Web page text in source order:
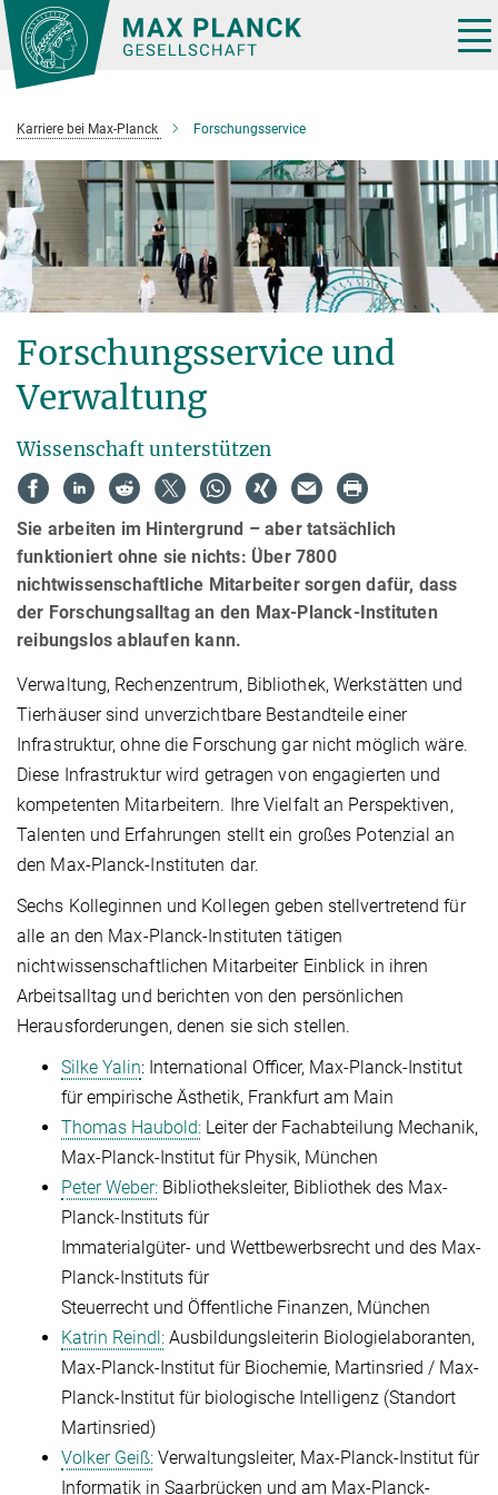
Hauptinhalt
Karriere bei Max-Planck Forschungsservice
Forschungsservice und
Verwaltung
Wissenschaft unterstützen
Sie arbeiten im Hintergrund – aber tatsächlich
funktioniert ohne sie nichts: Über 7800
nichtwissenschaftliche Mitarbeiter sorgen dafür, dass
der Forschungsalltag an den Max-Planck-Instituten
reibungslos ablaufen kann.
Verwaltung, Rechenzentrum, Bibliothek, Werkstätten und
Tierhäuser sind unverzichtbare Bestandteile einer
Infrastruktur, ohne die Forschung gar nicht möglich wäre.
Diese Infrastruktur wird getragen von engagierten und
kompetenten Mitarbeitern. Ihre Vielfalt an Perspektiven,
Talenten und Erfahrungen stellt ein großes Potenzial an
den Max-Planck-Instituten dar.
Sechs Kolleginnen und Kollegen geben stellvertretend für
alle an den Max-Planck-Instituten tätigen
nichtwissenschaftlichen Mitarbeiter Einblick in ihren
Arbeitsalltag und berichten von den persönlichen
Herausforderungen, denen sie sich stellen.
Silke Yalin: International Officer, Max-Planck-Institut
für empirische Ästhetik, Frankfurt am Main
Thomas Haubold: Leiter der Fachabteilung Mechanik,
Max-Planck-Institut für Physik, München
Peter Weber: Bibliotheksleiter, Bibliothek des Max-
Planck-Instituts für
Immaterialgüter- und Wettbewerbsrecht und des Max-
Planck-Instituts für
Steuerrecht und Öffentliche Finanzen, München
Katrin Reindl: Ausbildungsleiterin Biologielaboranten,
Max-Planck-Institut für Biochemie, Martinsried / Max-
Planck-Institut für biologische Intelligenz (Standort
Martinsried)
Volker Geiß: Verwaltungsleiter, Max-Planck-Institut für
Informatik in Saarbrücken und am Max-Planck-